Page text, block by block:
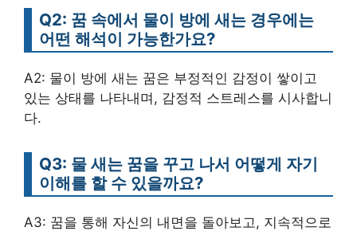
Q2: 꿈 속에서 물이 방에 새는 경우에는
어떤 해석이 가능한가요?
A2: 물이 방에 새는 꿈은 부정적인 감정이 쌓이고
있는 상태를 나타내며, 감정적 스트레스를 시사합니
다.
Q3: 물 새는 꿈을 꾸고 나서 어떻게 자기
이해를 할 수 있을까요?
A3: 꿈을 통해 자신의 내면을 돌아보고, 지속적으로